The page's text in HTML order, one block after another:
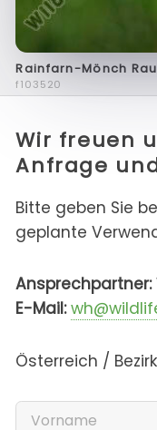
Rainfarn-Mönch
f103520
Wir freuen
Anfrage
Bitte geben Sie
geplante
Ansprechpartner:
E-Mail:
Österreich /